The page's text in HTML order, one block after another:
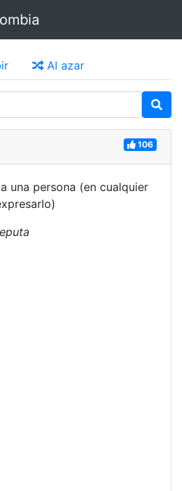
Al azar
106
una persona (en cualquier